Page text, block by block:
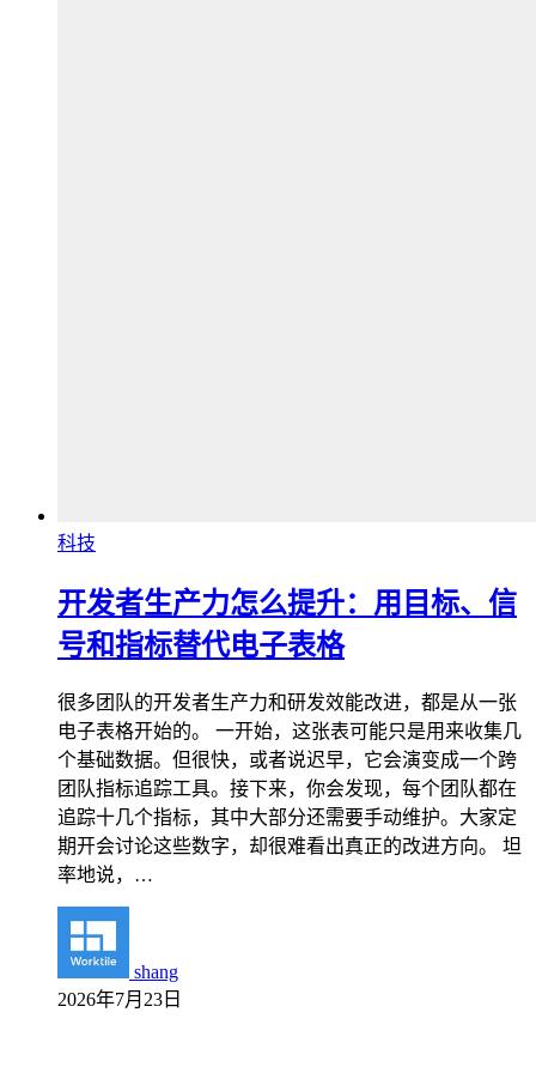
科技
开发者生产力怎么提升：用目标、信
号和指标替代电子表格
很多团队的开发者生产力和研发效能改进，都是从一张
电子表格开始的。 一开始，这张表可能只是用来收集几
个基础数据。但很快，或者说迟早，它会演变成一个跨
团队指标追踪工具。接下来，你会发现，每个团队都在
追踪十几个指标，其中大部分还需要手动维护。大家定
期开会讨论这些数字，却很难看出真正的改进方向。 坦
率地说，…
shang
2026年7月23日